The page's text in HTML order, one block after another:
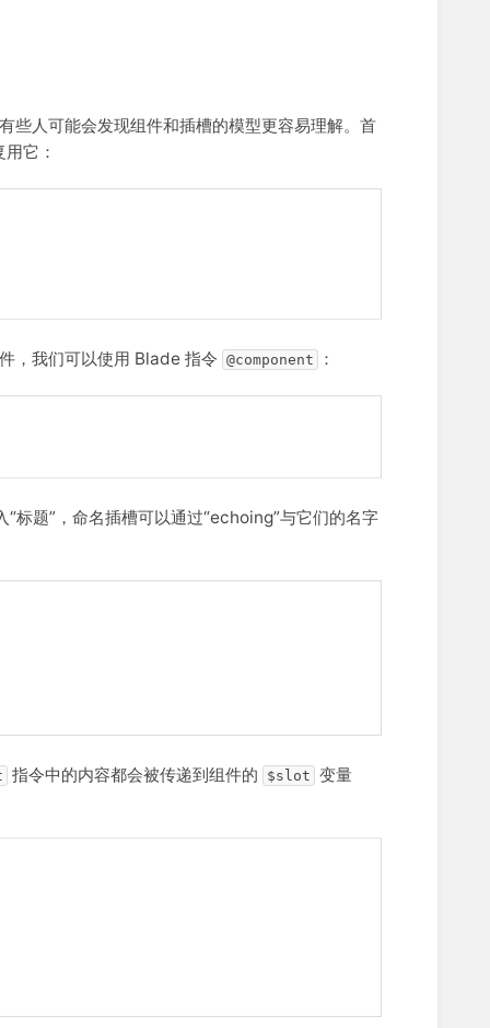
人可能会发现组件和插槽的模型更容易理解。首
它：
，我们可以使用 Blade 指令 @component ：
标题”，命名插槽可以通过“echoing”与它们的名字
指令中的内容都会被传递到组件的 $slot 变量